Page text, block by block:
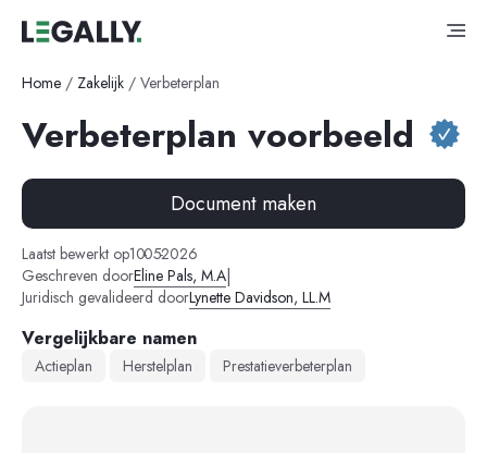
Home / Zakelijk / Verbeterplan
Verbeterplan voorbeeld
Document maken
Laatst bewerkt op10-05-2026
Geschreven doorEline Pals, M.A|
Juridisch gevalideerd doorLynette Davidson, LL.M
Vergelijkbare namen
Actieplan Herstelplan Prestatieverbeterplan